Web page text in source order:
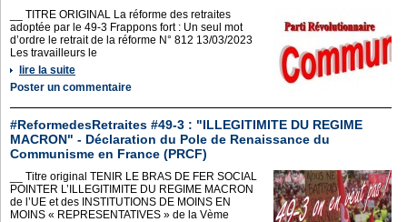
__ TITRE ORIGINAL La réforme des retraites
adoptée par le 49-3 Frappons fort : Un seul mot
d’ordre le retrait de la réforme N° 812 13/03/2023
Les travailleurs le
lire la suite
Poster un commentaire
#ReformedesRetraites #49-3 : "ILLEGITIMITE DU REGIME
MACRON" - Déclaration du Pole de Renaissance du
Communisme en France (PRCF)
__ Titre original TENIR LE BRAS DE FER SOCIAL
POINTER L’ILLEGITIMITE DU REGIME MACRON
de l’UE et des INSTITUTIONS DE MOINS EN
MOINS « REPRESENTATIVES » de la Vème